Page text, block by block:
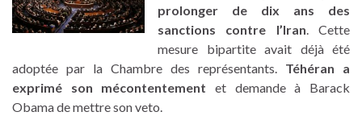
prolonger de dix ans des
sanctions contre l’Iran. Cette
mesure bipartite avait déjà été
adoptée par la Chambre des représentants. Téhéran a
exprimé son mécontentement et demande à Barack
Obama de mettre son veto.